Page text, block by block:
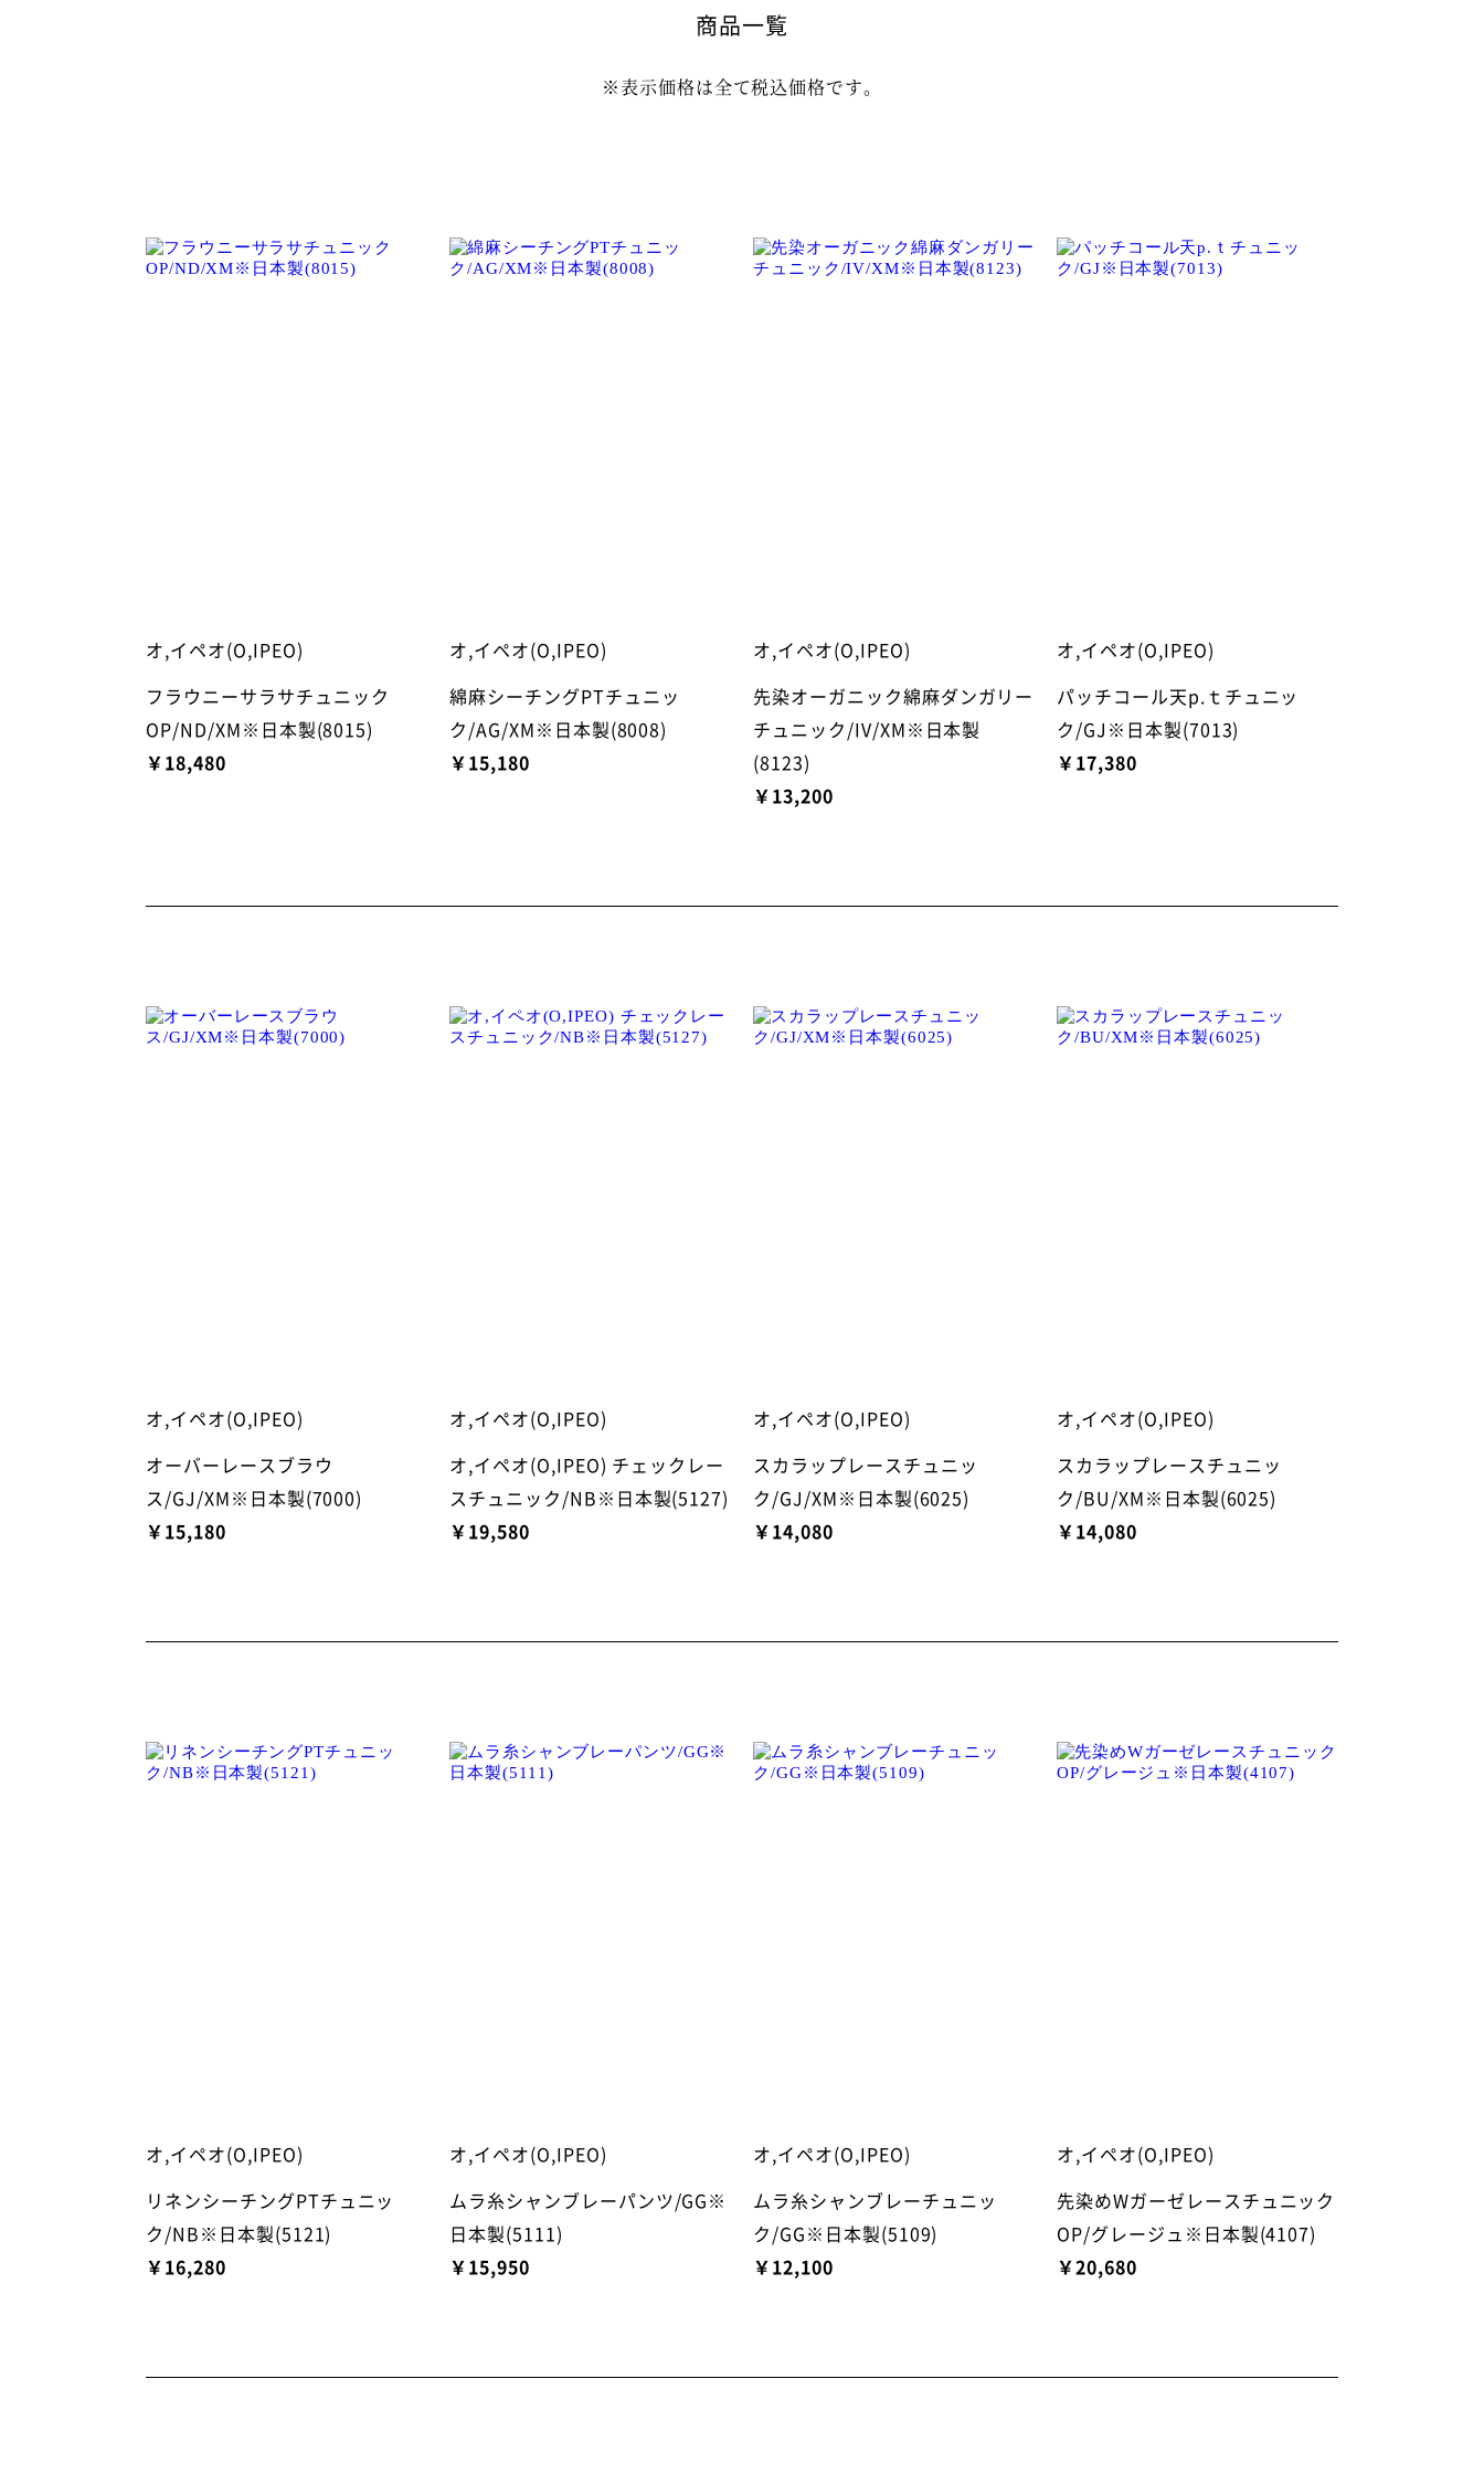
商品一覧
※表示価格は全て税込価格です。
オ,イペオ(O,IPEO)
フラウニーサラサチュニック
OP/ND/XM※日本製(8015)
￥18,480
オ,イペオ(O,IPEO)
綿麻シーチングPTチュニッ
ク/AG/XM※日本製(8008)
￥15,180
オ,イペオ(O,IPEO)
先染オーガニック綿麻ダンガリー
チュニック/IV/XM※日本製
(8123)
￥13,200
オ,イペオ(O,IPEO)
パッチコール天p.ｔチュニッ
ク/GJ※日本製(7013)
￥17,380
オ,イペオ(O,IPEO)
オーバーレースブラウ
ス/GJ/XM※日本製(7000)
￥15,180
オ,イペオ(O,IPEO)
オ,イペオ(O,IPEO) チェックレー
スチュニック/NB※日本製(5127)
￥19,580
オ,イペオ(O,IPEO)
スカラップレースチュニッ
ク/GJ/XM※日本製(6025)
￥14,080
オ,イペオ(O,IPEO)
スカラップレースチュニッ
ク/BU/XM※日本製(6025)
￥14,080
オ,イペオ(O,IPEO)
リネンシーチングPTチュニッ
ク/NB※日本製(5121)
￥16,280
オ,イペオ(O,IPEO)
ムラ糸シャンブレーパンツ/GG※
日本製(5111)
￥15,950
オ,イペオ(O,IPEO)
ムラ糸シャンブレーチュニッ
ク/GG※日本製(5109)
￥12,100
オ,イペオ(O,IPEO)
先染めWガーゼレースチュニック
OP/グレージュ※日本製(4107)
￥20,680